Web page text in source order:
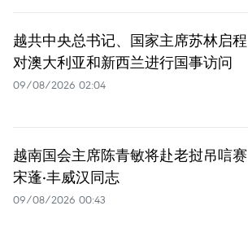
越共中央总书记、国家主席苏林启程
对澳大利亚和新西兰进行国事访问
09/08/2026 02:04
越南国会主席陈青敏将赴老挝吊唁赛
宋蓬·丰威汉同志
09/08/2026 00:43